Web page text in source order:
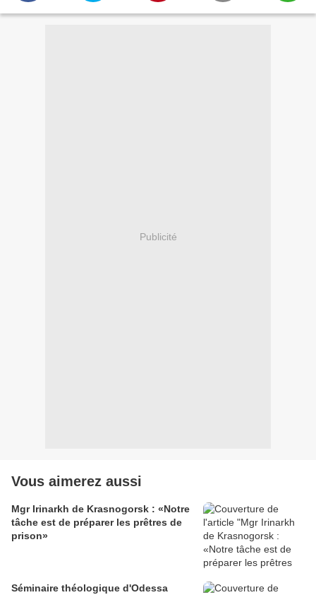
Publicité
Vous aimerez aussi
Mgr Irinarkh de Krasnogorsk : «Notre
tâche est de préparer les prêtres de
prison»
Séminaire théologique d'Odessa